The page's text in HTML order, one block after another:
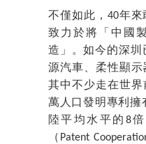
不僅如此，40年來
致力於將「中國
造」。如今的深圳
源汽車、柔性顯示
其中不少走在世界
萬人口發明專利擁
陸平均水平的8
（Patent